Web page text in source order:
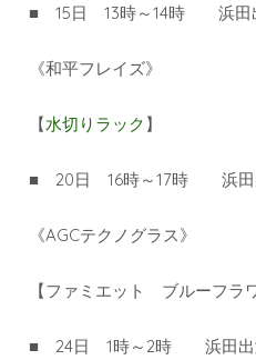
■ 15日 13時～14時 浜田
《和平フレイズ》
【水切りラック 】
■ 20日 16時～17時 浜田
《AGCテクノグラス》
【ファミエット ブルーフラ
■ 24日 1時～2時 浜田出